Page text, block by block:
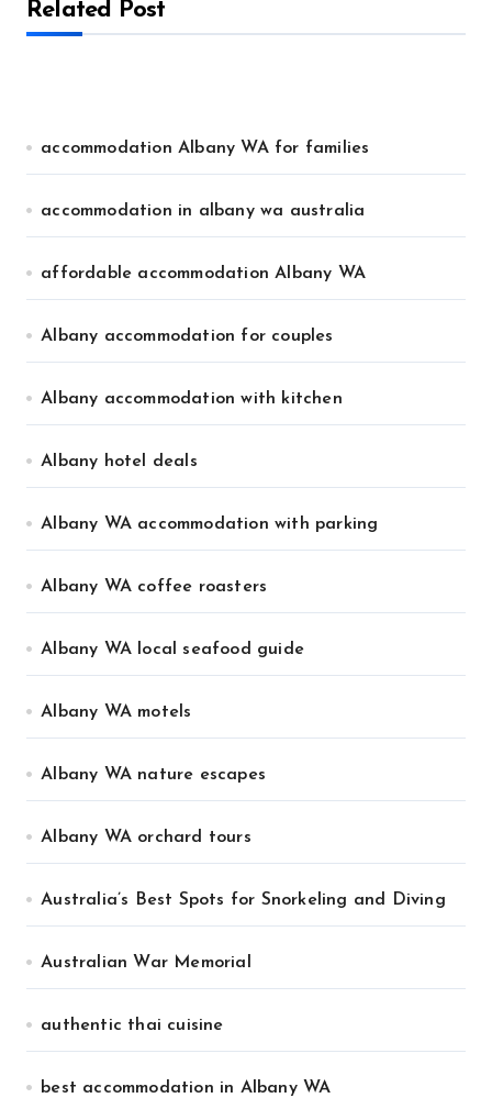
Related Post
accommodation Albany WA for families
accommodation in albany wa australia
affordable accommodation Albany WA
Albany accommodation for couples
Albany accommodation with kitchen
Albany hotel deals
Albany WA accommodation with parking
Albany WA coffee roasters
Albany WA local seafood guide
Albany WA motels
Albany WA nature escapes
Albany WA orchard tours
Australia’s Best Spots for Snorkeling and Diving
Australian War Memorial
authentic thai cuisine
best accommodation in Albany WA